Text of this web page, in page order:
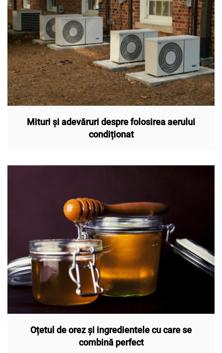
Mituri și adevăruri despre folosirea aerului
condiționat
Oțetul de orez și ingredientele cu care se
combină perfect